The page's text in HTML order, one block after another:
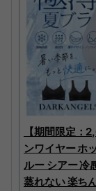
【期間限定
ンワイヤー ホ
ルー シアー 冷
蒸れない 楽ち